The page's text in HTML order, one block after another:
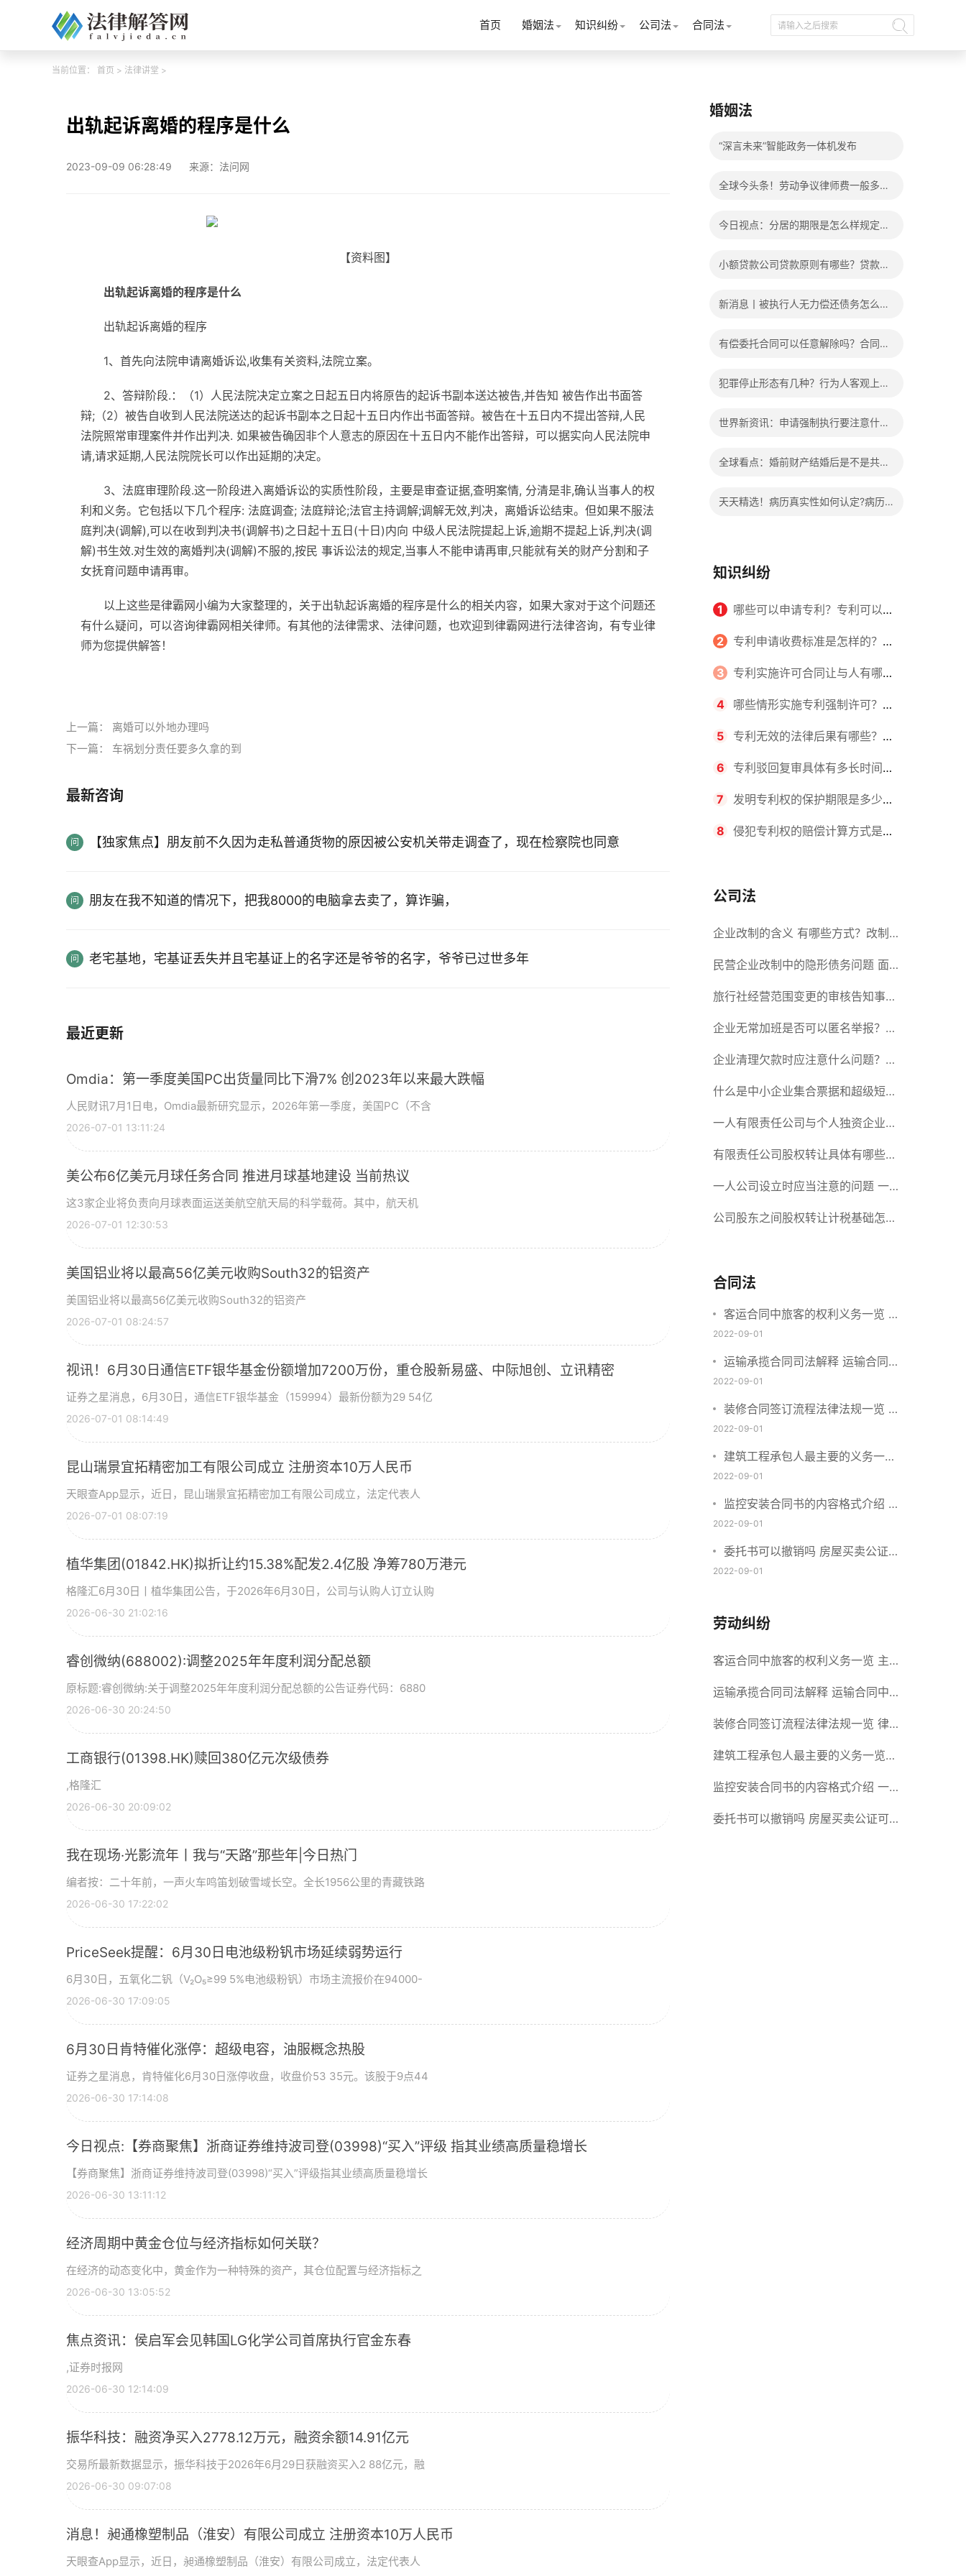
首页 婚姻法 知识纠纷 公司法 合同法
当前位置： 首页 > 法律讲堂 >
出轨起诉离婚的程序是什么
2023-09-09 06:28:49 来源：法问网
【资料图】
出轨起诉离婚的程序是什么
出轨起诉离婚的程序
1、首先向法院申请离婚诉讼,收集有关资料,法院立案。
2、答辩阶段.：（1）人民法院决定立案之日起五日内将原告的起诉书副本送达被告,并告知 被告作出书面答
辩;（2）被告自收到人民法院送达的起诉书副本之日起十五日内作出书面答辩。被告在十五日内不提出答辩,人民
法院照常审理案件并作出判决. 如果被告确因非个人意志的原因在十五日内不能作出答辩，可以据实向人民法院申
请,请求延期,人民法院院长可以作出延期的决定。
3、法庭审理阶段.这一阶段进入离婚诉讼的实质性阶段，主要是审查证据,查明案情, 分清是非,确认当事人的权
利和义务。它包括以下几个程序: 法庭调查; 法庭辩论;法官主持调解;调解无效,判决，离婚诉讼结束。但如果不服法
庭判决(调解),可以在收到判决书(调解书)之日起十五日(十日)内向 中级人民法院提起上诉,逾期不提起上诉,判决(调
解)书生效.对生效的离婚判决(调解)不服的,按民 事诉讼法的规定,当事人不能申请再审,只能就有关的财产分割和子
女抚育问题申请再审。
以上这些是律霸网小编为大家整理的，关于出轨起诉离婚的程序是什么的相关内容，如果大家对于这个问题还
有什么疑问，可以咨询律霸网相关律师。有其他的法律需求、法律问题，也欢迎到律霸网进行法律咨询，有专业律
师为您提供解答！
上一篇： 离婚可以外地办理吗
下一篇： 车祸划分责任要多久拿的到
最新咨询
【独家焦点】朋友前不久因为走私普通货物的原因被公安机关带走调查了，现在检察院也同意
朋友在我不知道的情况下，把我8000的电脑拿去卖了，算诈骗，
老宅基地，宅基证丢失并且宅基证上的名字还是爷爷的名字，爷爷已过世多年
最近更新
Omdia：第一季度美国PC出货量同比下滑7% 创2023年以来最大跌幅
人民财讯7月1日电，Omdia最新研究显示，2026年第一季度，美国PC（不含
2026-07-01 13:11:24
美公布6亿美元月球任务合同 推进月球基地建设 当前热议
这3家企业将负责向月球表面运送美航空航天局的科学载荷。其中，航天机
2026-07-01 12:30:53
美国铝业将以最高56亿美元收购South32的铝资产
美国铝业将以最高56亿美元收购South32的铝资产
2026-07-01 08:24:57
视讯！6月30日通信ETF银华基金份额增加7200万份，重仓股新易盛、中际旭创、立讯精密
证券之星消息，6月30日，通信ETF银华基金（159994）最新份额为29 54亿
2026-07-01 08:14:49
昆山瑞景宜拓精密加工有限公司成立 注册资本10万人民币
天眼查App显示，近日，昆山瑞景宜拓精密加工有限公司成立，法定代表人
2026-07-01 08:07:19
植华集团(01842.HK)拟折让约15.38%配发2.4亿股 净筹780万港元
格隆汇6月30日丨植华集团公告，于2026年6月30日，公司与认购人订立认购
2026-06-30 21:02:16
睿创微纳(688002):调整2025年年度利润分配总额
原标题:睿创微纳:关于调整2025年年度利润分配总额的公告证券代码：6880
2026-06-30 20:24:50
工商银行(01398.HK)赎回380亿元次级债券
,格隆汇
2026-06-30 20:09:02
我在现场·光影流年丨我与“天路”那些年|今日热门
编者按：二十年前，一声火车鸣笛划破雪域长空。全长1956公里的青藏铁路
2026-06-30 17:22:02
PriceSeek提醒：6月30日电池级粉钒市场延续弱势运行
6月30日，五氧化二钒（V₂O₅≥99 5%电池级粉钒）市场主流报价在94000-
2026-06-30 17:09:05
6月30日肯特催化涨停：超级电容，油服概念热股
证券之星消息，肯特催化6月30日涨停收盘，收盘价53 35元。该股于9点44
2026-06-30 17:14:08
今日视点:【券商聚焦】浙商证券维持波司登(03998)“买入”评级 指其业绩高质量稳增长
【券商聚焦】浙商证券维持波司登(03998)“买入”评级指其业绩高质量稳增长
2026-06-30 13:11:12
经济周期中黄金仓位与经济指标如何关联？
在经济的动态变化中，黄金作为一种特殊的资产，其仓位配置与经济指标之
2026-06-30 13:05:52
焦点资讯：侯启军会见韩国LG化学公司首席执行官金东春
,证券时报网
2026-06-30 12:14:09
振华科技：融资净买入2778.12万元，融资余额14.91亿元
交易所最新数据显示，振华科技于2026年6月29日获融资买入2 88亿元，融
2026-06-30 09:07:08
消息！昶通橡塑制品（淮安）有限公司成立 注册资本10万人民币
天眼查App显示，近日，昶通橡塑制品（淮安）有限公司成立，法定代表人
婚姻法
“深言未来”智能政务一体机发布
全球今头条！劳动争议律师费一般多少
今日视点：分居的期限是怎么样规定
小额贷款公司贷款原则有哪些？贷款不
新消息丨被执行人无力偿还债务怎么
有偿委托合同可以任意解除吗？合同无
犯罪停止形态有几种？行为人客观上实
世界新资讯：申请强制执行要注意什么
全球看点：婚前财产结婚后是不是共同
天天精选！病历真实性如何认定?病历
知识纠纷
1 哪些可以申请专利？专利可以同
时多个人一起申请吗？
2 专利申请收费标准是怎样的？申
请不同类型的专利所需要的钱不同
3 专利实施许可合同让与人有哪些
主要义务？专利实施许可合同与专利
许可合同有什么区别？
4 哪些情形实施专利强制许可？专
利强制许可的前提条件是什么？
5 专利无效的法律后果有哪些？专
利的无效情形有哪些？
6 专利驳回复审具体有多长时间？
哪些情况下专利申请可能被驳回？
7 发明专利权的保护期限是多少
年？非专利发明人是否有专利申请
8 侵犯专利权的赔偿计算方式是什
间？
公司法
企业改制的含义 有哪些方式？改制
后国企员工属于什么性质？
民营企业改制中的隐形债务问题 面
对隐形债务问题应该如何解决？
旅行社经营范围变更的审核告知事项
旅游业的发展现状和趋势
企业无常加班是否可以匿名举报？强
制加班公司没有加班费怎么办？
企业清理欠款时应注意什么问题？企
业短期借款需要注意哪些事项？
什么是中小企业集合票据和超级短期
融资券？一起来了解一下吧！
一人有限责任公司与个人独资企业的
区别 这些知识你都知道吗？
有限责任公司股权转让具体有哪些形
式？来了解下这五种形式
一人公司设立时应当注意的问题 一
人公司的特征
公司股东之间股权转让计税基础怎么
合什么要件？
合同法
客运合同中旅客的权利义务一览 主
要包括这些内容
2022-09-01
运输承揽合同司法解释 运输合同中
承运人的义务有哪些
2022-09-01
装修合同签订流程法律法规一览 律
师解答
2022-09-01
建筑工程承包人最主要的义务一览
承包合同内容介绍
2022-09-01
监控安装合同书的内容格式介绍 一
般包括这些条款
2022-09-01
委托书可以撤销吗 房屋买卖公证可
否撤销
2022-09-01
劳动纠纷
客运合同中旅客的权利义务一览 主
要包括这些内容
运输承揽合同司法解释 运输合同中
承运人的义务有哪些
装修合同签订流程法律法规一览 律
师解答
建筑工程承包人最主要的义务一览
承包合同内容介绍
监控安装合同书的内容格式介绍 一
般包括这些条款
委托书可以撤销吗 房屋买卖公证可